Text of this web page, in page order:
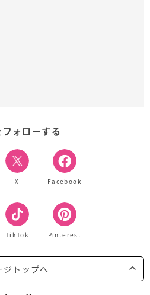
ォローする
X Facebook
TikTok Pinterest
ジトップへ